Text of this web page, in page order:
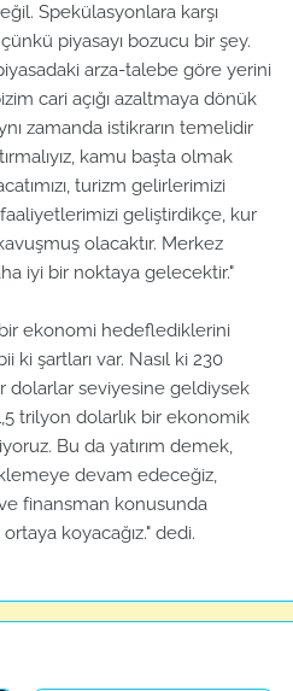
Spekülasyonlara karşı
piyasayı bozucu bir şey.
arza-talebe göre yerini
cari açığı azaltmaya dönük
zamanda istikrarın temelidir
kamu başta olmak
turizm gelirlerimizi
faaliyetlerimizi geliştirdikçe, kur
olacaktır. Merkez
iyi bir noktaya gelecektir."
ekonomi hedeflediklerini
ki şartları var. Nasıl ki 230
dolarlar seviyesine geldiysek
trilyon dolarlık bir ekonomik
Bu da yatırım demek,
devam edeceğiz,
finansman konusunda
koyacağız." dedi.